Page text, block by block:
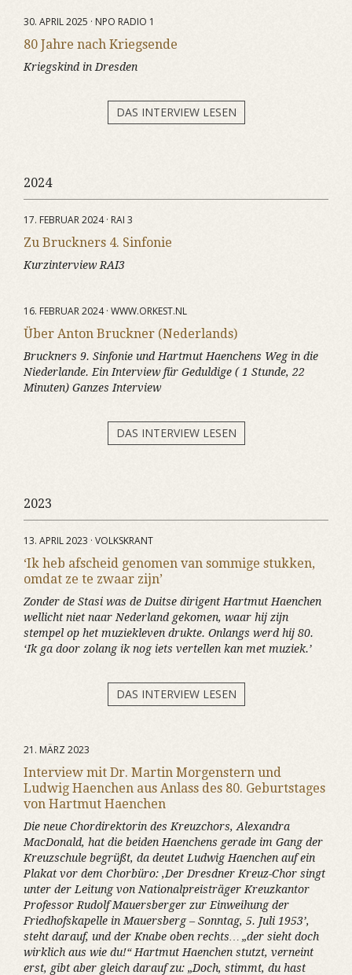
30. APRIL 2025 · NPO RADIO 1
80 Jahre nach Kriegsende
Kriegskind in Dresden
DAS INTERVIEW LESEN
2024
17. FEBRUAR 2024 · RAI 3
Zu Bruckners 4. Sinfonie
Kurzinterview RAI3
16. FEBRUAR 2024 · WWW.ORKEST.NL
Über Anton Bruckner (Nederlands)
Bruckners 9. Sinfonie und Hartmut Haenchens Weg in die
Niederlande. Ein Interview für Geduldige ( 1 Stunde, 22
Minuten) Ganzes Interview
DAS INTERVIEW LESEN
2023
13. APRIL 2023 · VOLKSKRANT
‘Ik heb afscheid genomen van sommige stukken,
omdat ze te zwaar zijn’
Zonder de Stasi was de Duitse dirigent Hartmut Haenchen
wellicht niet naar Nederland gekomen, waar hij zijn
stempel op het muziekleven drukte. Onlangs werd hij 80.
‘Ik ga door zolang ik nog iets vertellen kan met muziek.’
DAS INTERVIEW LESEN
21. MÄRZ 2023
Interview mit Dr. Martin Morgenstern und
Ludwig Haenchen aus Anlass des 80. Geburtstages
von Hartmut Haenchen
Die neue Chordirektorin des Kreuzchors, Alexandra
MacDonald, hat die beiden Haenchens gerade im Gang der
Kreuzschule begrüßt, da deutet Ludwig Haenchen auf ein
Plakat vor dem Chorbüro: ‚Der Dresdner Kreuz-Chor singt
unter der Leitung von Nationalpreisträger Kreuzkantor
Professor Rudolf Mauersberger zur Einweihung der
Friedhofskapelle in Mauersberg – Sonntag, 5. Juli 1953’,
steht darauf, und der Knabe oben rechts… „der sieht doch
wirklich aus wie du!“ Hartmut Haenchen stutzt, verneint
erst, gibt aber gleich darauf zu: „Doch, stimmt, du hast